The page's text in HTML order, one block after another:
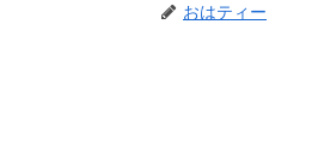
おはティー